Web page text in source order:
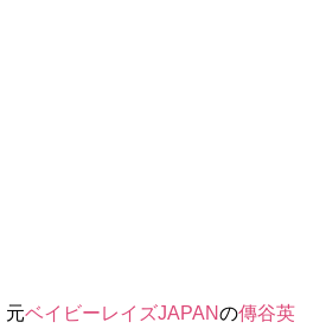
元ベイビーレイズJAPANの傳谷英